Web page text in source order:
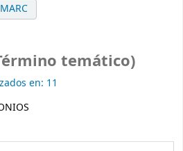
temático)
en: 11